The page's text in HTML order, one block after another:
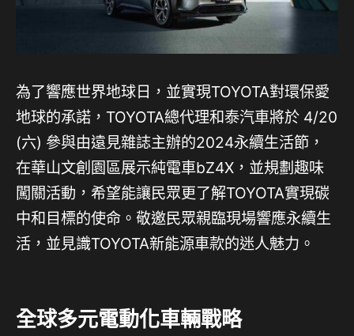
為了響應世界地球日，並實現TOYOTA對環保愛
地球的承諾，TOYOTA總代理和泰汽車將於 4/20
(六) 參與由遠見雜誌主辦的2024永續生活節，
在華山文創園區展示純電車bZ4X，並規劃趣味
闖關活動，希望能讓民眾更了解TOYOTA實現碳
中和目標的使命。敬邀民眾親臨現場響應永續生
活，並見識TOYOTA新能源車款的迷人魅力。
全球多元電動化車輛戰略